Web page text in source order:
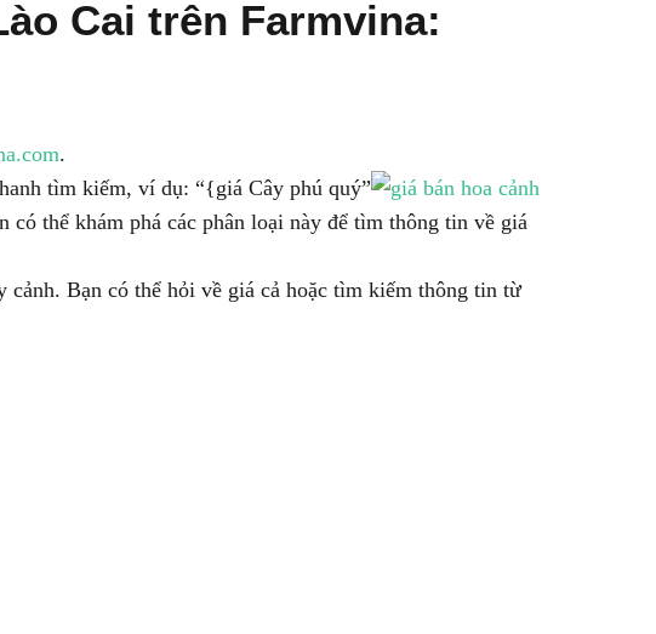
Cai trên Farmvina:
.
tìm kiếm, ví dụ: “{giá Cây phú quý”
thể khám phá các phân loại này để tìm thông tin về giá
Bạn có thể hỏi về giá cả hoặc tìm kiếm thông tin từ